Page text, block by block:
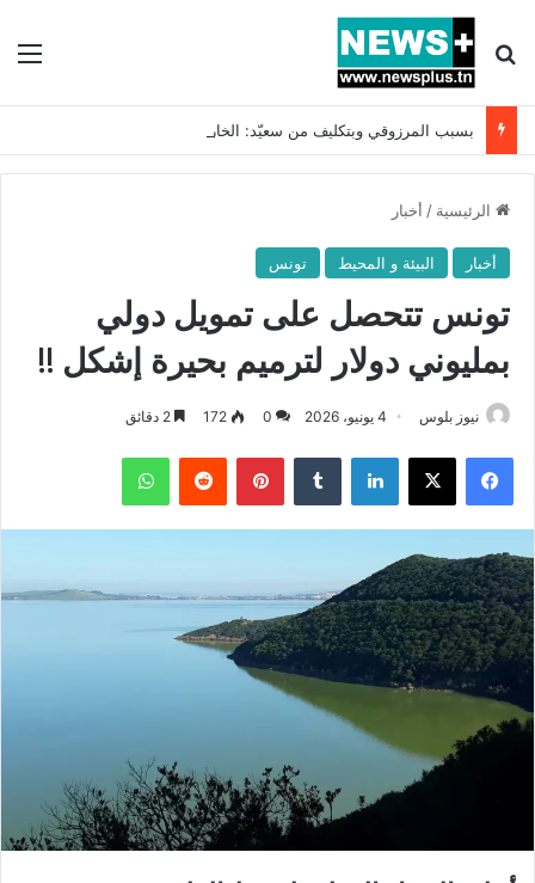
بحث عن
الرئيسية / أخبار
أخبار البيئة و المحيط تونس
تونس تتحصل على تمويل دولي
بمليوني دولار لترميم بحيرة إشكل !!
نيوز بلوس 4 يونيو، 2026 0
172
فيسبوك X لينكدإن بينتيريست واتساب